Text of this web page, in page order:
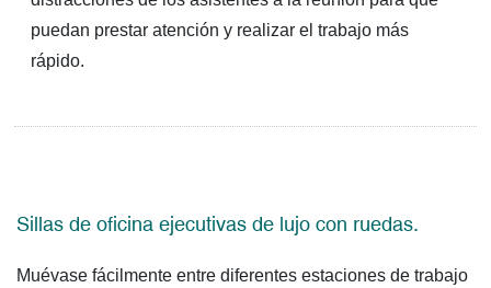
puedan prestar atención y realizar el trabajo más
rápido.
Sillas de oficina ejecutivas de lujo con ruedas.
Muévase fácilmente entre diferentes estaciones de trabajo